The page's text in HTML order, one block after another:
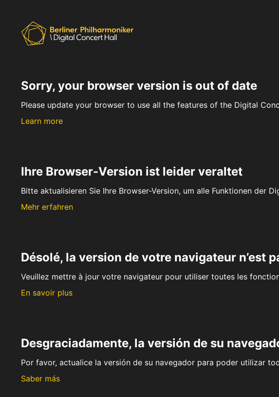
Sorry, your browser version is out of date
Please update your browser to use all the features of the Digital
Learn more
Ihre Browser-Version ist leider veraltet
Bitte aktualisieren Sie Ihre Browser-Version, um alle Funktionen der
Mehr erfahren
Désolé, la version de votre navigateur n’est
Veuillez mettre à jour votre navigateur pour utiliser toutes les
En savoir plus
Desgraciadamente, la versión de su
Por favor, actualice la versión de su navegador para poder utilizar
Saber más